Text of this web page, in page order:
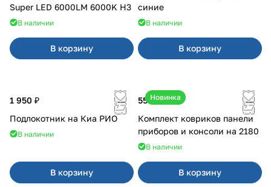
Super LED 6000LM 6000K H3
В наличии
В корзину
синие
В наличии
В корзину
1 950 ₽
Подлокотник на Киа РИО
В наличии
В корзину
Новинка
550 ₽
Комплект ковриков панели
приборов и консоли на 2180
В наличии
В корзину